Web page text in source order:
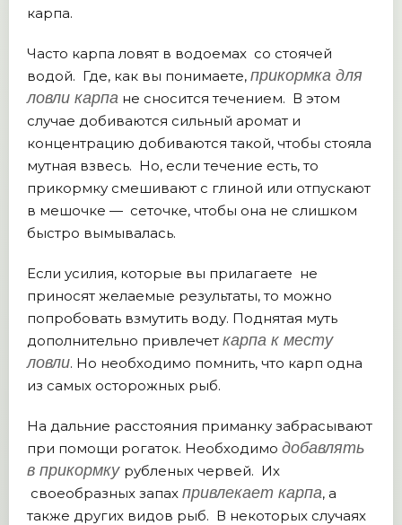
карпа.
Часто карпа ловят в водоемах со стоячей
водой. Где, как вы понимаете, прикормка для
ловли карпа не сносится течением. В этом
случае добиваются сильный аромат и
концентрацию добиваются такой, чтобы стояла
мутная взвесь. Но, если течение есть, то
прикормку смешивают с глиной или отпускают
в мешочке — сеточке, чтобы она не слишком
быстро вымывалась.
Если усилия, которые вы прилагаете не
приносят желаемые результаты, то можно
попробовать взмутить воду. Поднятая муть
дополнительно привлечет карпа к месту
ловли. Но необходимо помнить, что карп одна
из самых осторожных рыб.
На дальние расстояния приманку забрасывают
при помощи рогаток. Необходимо добавлять
в прикормку рубленых червей. Их
своеобразных запах привлекает карпа, а
также других видов рыб. В некоторых случаях